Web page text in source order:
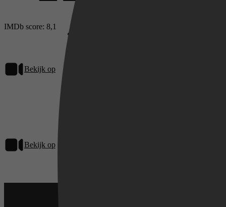
IMDb score: 8,1
Bekijk op
Bekijk op